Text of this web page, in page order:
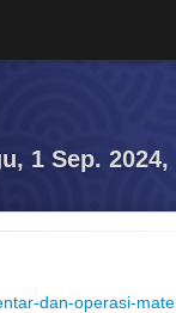
1 Sep. 2024,
dan-operasi-